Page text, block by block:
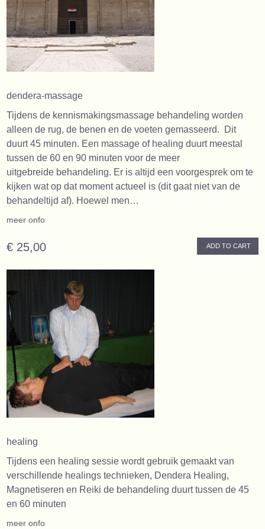
dendera-massage
Tijdens de kennismakingsmassage behandeling worden
alleen de rug, de benen en de voeten gemasseerd. Dit
duurt 45 minuten. Een massage of healing duurt meestal
tussen de 60 en 90 minuten voor de meer
uitgebreide behandeling. Er is altijd een voorgesprek om te
kijken wat op dat moment actueel is (dit gaat niet van de
behandeltijd af). Hoewel men…
meer onfo
€ 25,00 ADD TO CART
healing
Tijdens een healing sessie wordt gebruik gemaakt van
verschillende healings technieken, Dendera Healing,
Magnetiseren en Reiki de behandeling duurt tussen de 45
en 60 minuten
meer onfo